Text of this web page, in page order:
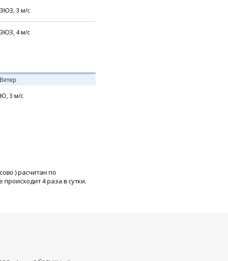
ЗЮЗ, 3 м/с
ЗЮЗ, 4м/с
Ветер
Ю, 3 м/с
) расчитан по
4 раза в сутки.